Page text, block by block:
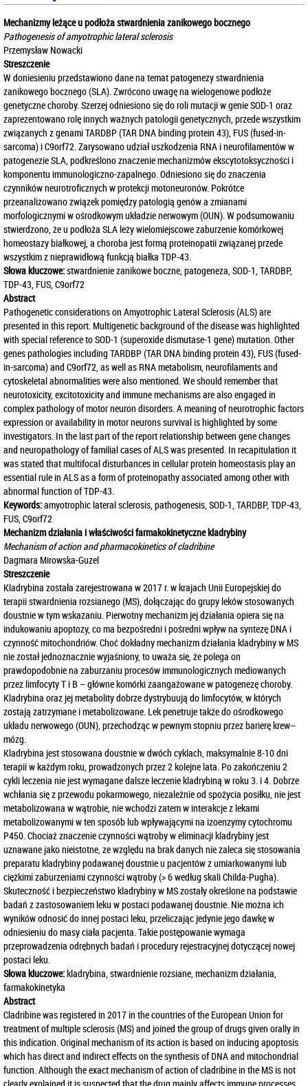
Mechanizmy leżące u podłoża stwardnienia zanikowego bocznego
Pathogenesis of amyotrophic lateral sclerosis
Przemysław Nowacki
Streszczenie
W doniesieniu przedstawiono dane na temat patogenezy stwardnienia
zanikowego bocznego (SLA). Zwrócono uwagę na wielogenowe podłoże
genetyczne choroby. Szerzej odniesiono się do roli mutacji w genie SOD-1 oraz
zaprezentowano rolę innych ważnych patologii genetycznych, przede wszystkim
związanych z genami TARDBP (TAR DNA binding protein 43), FUS (fused-in-
sarcoma) i C9orf72. Zarysowano udział uszkodzenia RNA i neurofilamentów w
patogenezie SLA, podkreślono znaczenie mechanizmów ekscytotoksyczności i
komponentu immunologiczno-zapalnego. Odniesiono się do znaczenia
czynników neurotroficznych w protekcji motoneuronów. Pokrótce
przeanalizowano związek pomiędzy patologią genów a zmianami
morfologicznymi w ośrodkowym układzie nerwowym (OUN). W podsumowaniu
stwierdzono, że u podłoża SLA leży wielomiejscowe zaburzenie komórkowej
homeostazy białkowej, a choroba jest formą proteinopatii związanej przede
wszystkim z nieprawidłową funkcją białka TDP-43.
Słowa kluczowe:stwardnienie zanikowe boczne, patogeneza, SOD-1, TARDBP,
TDP-43, FUS, C9orf72
Abstract
Pathogenetic considerations on Amyotrophic Lateral Sclerosis (ALS) are
presented in this report. Multigenetic background of the disease was highlighted
with special reference to SOD-1 (superoxide dismutase-1 gene) mutation. Other
genes pathologies including TARDBP (TAR DNA binding protein 43), FUS (fused-
in-sarcoma) and C9orf72, as well as RNA metabolism, neurofilaments and
cytoskeletal abnormalities were also mentioned. We should remember that
neurotoxicity, excitotoxicity and immune mechanisms are also engaged in
complex pathology of motor neuron disorders. A meaning of neurotrophic factors
expression or availability in motor neurons survival is highlighted by some
investigators. In the last part of the report relationship between gene changes
and neuropathology of familial cases of ALS was presented. In recapitulation it
was stated that multifocal disturbances in cellular protein homeostasis play an
essential rule in ALS as a form of proteinopathy associated among other with
abnormal function of TDP-43.
Keywords:amyotrophic lateral sclerosis, pathogenesis, SOD-1, TARDBP, TDP-43,
FUS, C9orf72
Mechanizm działania i właściwości farmakokinetyczne kladrybiny
Mechanism of action and pharmacokinetics of cladribine
Dagmara Mirowska-Guzel
Streszczenie
Kladrybina została zarejestrowana w 2017 r. w krajach Unii Europejskiej do
terapii stwardnienia rozsianego (MS), dołączając do grupy leków stosowanych
doustnie w tym wskazaniu. Pierwotny mechanizm jej działania opiera się na
indukowaniu apoptozy, co ma bezpośredni i pośredni wpływ na syntezę DNA i
czynność mitochondriów. Choć dokładny mechanizm działania kladrybiny w MS
nie został jednoznacznie wyjaśniony, to uważa się, że polega on
prawdopodobnie na zaburzaniu procesów immunologicznych mediowanych
przez limfocyty T i B – główne komórki zaangażowane w patogenezę choroby.
Kladrybina oraz jej metabolity dobrze dystrybuują do limfocytów, w których
zostają zatrzymane i metabolizowane. Lek penetruje także do ośrodkowego
układu nerwowego (OUN), przechodząc w pewnym stopniu przez barierę krew–
mózg.
Kladrybina jest stosowana doustnie w dwóch cyklach, maksymalnie 8-10 dni
terapii w każdym roku, prowadzonych przez 2 kolejne lata. Po zakończeniu 2
cykli leczenia nie jest wymagane dalsze leczenie kladrybiną w roku 3. i 4. Dobrze
wchłania się z przewodu pokarmowego, niezależnie od spożycia posiłku, nie jest
metabolizowana w wątrobie, nie wchodzi zatem w interakcje z lekami
metabolizowanymi w ten sposób lub wpływającymi na izoenzymy cytochromu
P450. Chociaż znaczenie czynności wątroby w eliminacji kladrybiny jest
uznawane jako nieistotne, ze względu na brak danych nie zaleca się stosowania
preparatu kladrybiny podawanej doustnie u pacjentów z umiarkowanymi lub
ciężkimi zaburzeniami czynności wątroby (> 6 według skali Childa-Pugha).
Skuteczność i bezpieczeństwo kladrybiny w MS zostały określone na podstawie
badań z zastosowaniem leku w postaci podawanej doustnie. Nie można ich
wyników odnosić do innej postaci leku, przeliczając jedynie jego dawkę w
odniesieniu do masy ciała pacjenta. Takie postępowanie wymaga
przeprowadzenia odrębnych badań i procedury rejestracyjnej dotyczącej nowej
postaci leku.
Słowa kluczowe:kladrybina, stwardnienie rozsiane, mechanizm działania,
farmakokinetyka
Abstract
Cladribine was registered in 2017 in the countries of the European Union for
treatment of multiple sclerosis (MS) and joined the group of drugs given orally in
this indication. Original mechanism of its action is based on inducing apoptosis
which has direct and indirect effects on the synthesis of DNA and mitochondrial
function. Although the exact mechanism of action of cladribine in the MS is not